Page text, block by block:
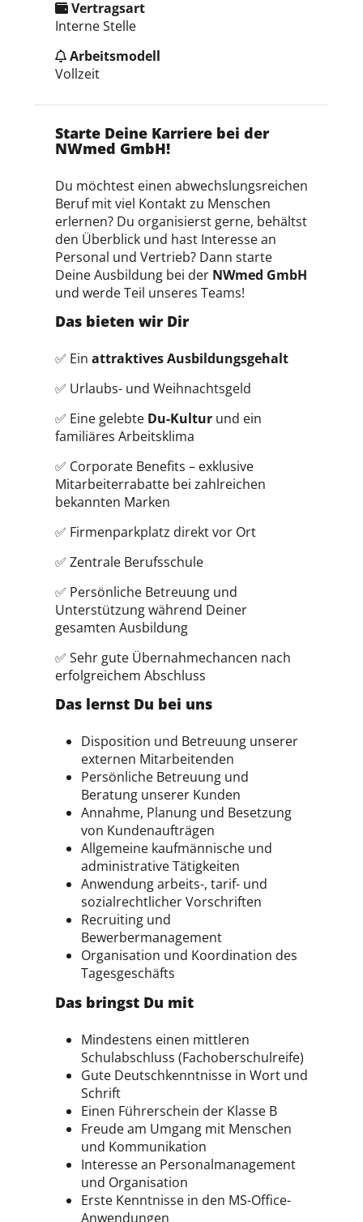
Vertragsart
Interne Stelle
Arbeitsmodell
Vollzeit
Starte Deine Karriere bei der
NWmed GmbH!
Du möchtest einen abwechslungsreichen
Beruf mit viel Kontakt zu Menschen
erlernen? Du organisierst gerne, behältst
den Überblick und hast Interesse an
Personal und Vertrieb? Dann starte
Deine Ausbildung bei der NWmed GmbH
und werde Teil unseres Teams!
Das bieten wir Dir
✅ Ein attraktives Ausbildungsgehalt
✅ Urlaubs- und Weihnachtsgeld
✅ Eine gelebte Du-Kultur und ein
familiäres Arbeitsklima
✅ Corporate Benefits – exklusive
Mitarbeiterrabatte bei zahlreichen
bekannten Marken
✅ Firmenparkplatz direkt vor Ort
✅ Zentrale Berufsschule
✅ Persönliche Betreuung und
Unterstützung während Deiner
gesamten Ausbildung
✅ Sehr gute Übernahmechancen nach
erfolgreichem Abschluss
Das lernst Du bei uns
Disposition und Betreuung unserer
externen Mitarbeitenden
Persönliche Betreuung und
Beratung unserer Kunden
Annahme, Planung und Besetzung
von Kundenaufträgen
Allgemeine kaufmännische und
administrative Tätigkeiten
Anwendung arbeits-, tarif- und
sozialrechtlicher Vorschriften
Recruiting und
Bewerbermanagement
Organisation und Koordination des
Tagesgeschäfts
Das bringst Du mit
Mindestens einen mittleren
Schulabschluss (Fachoberschulreife)
Gute Deutschkenntnisse in Wort und
Schrift
Einen Führerschein der Klasse B
Freude am Umgang mit Menschen
und Kommunikation
Interesse an Personalmanagement
und Organisation
Erste Kenntnisse in den MS-Office-
Anwendungen